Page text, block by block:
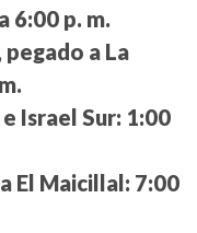
6:00 p. m.
a La
Israel Sur: 1:00
El Maicillal: 7:00